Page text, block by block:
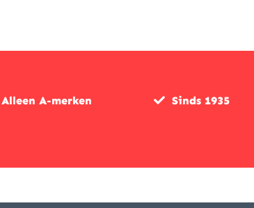
Alleen A-merken Sinds 1935